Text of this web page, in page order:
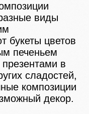
виды
букеты цветов
печеньем
в
сладостей,
композиции
декор.